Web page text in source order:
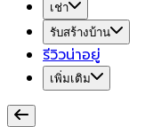
เช่า
รับสร้างบ้าน
รีวิวน่าอยู่
เพิ่มเติม